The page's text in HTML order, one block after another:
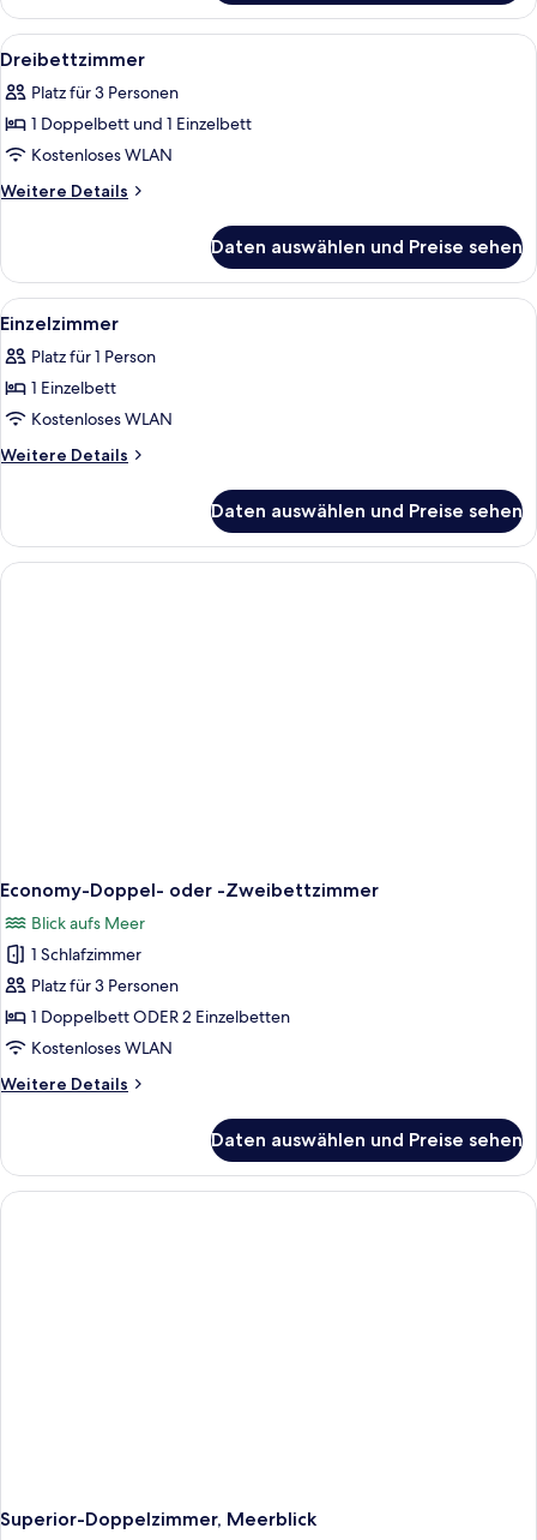
oder
Zweibettzimmer,
Meerblick
Alle
Fotos
für
Dreibettzimmer
anzeigen
Ein Hotelzimmer mit einem Bett,
4
Dreibettzimmer
Platz für 3 Personen
1 Doppelbett und 1 Einzelbett
Kostenloses WLAN
Weitere Details
Weitere
Daten auswählen und Preise sehen
Alle
Fotos
für
Einzelzimmer
anzeigen
Ein Hotelzimmer mit Bett, zwei
4
Einzelzimmer
Platz für 1 Person
1 Einzelbett
Kostenloses WLAN
Weitere Details
Weitere
Daten auswählen und Preise sehen
Economy-Doppel- oder -Zweibettzimmer
Blick aufs Meer
1 Schlafzimmer
Platz für 3 Personen
1 Doppelbett ODER 2 Einzelbetten
Kostenloses WLAN
Weitere Details
Weitere
Doppel-
oder
-
Daten auswählen und Preise sehen
Superior-Doppelzimmer, Meerblick